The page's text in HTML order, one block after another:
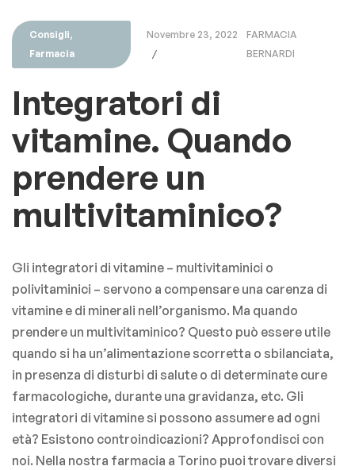
Consigli,
Farmacia
Novembre 23, 2022
FARMACIA
BERNARDI
Integratori di
vitamine. Quando
prendere un
multivitaminico?
Gli integratori di vitamine – multivitaminici o
polivitaminici – servono a compensare una carenza di
vitamine e di minerali nell’organismo. Ma quando
prendere un multivitaminico? Questo può essere utile
quando si ha un’alimentazione scorretta o sbilanciata,
in presenza di disturbi di salute o di determinate cure
farmacologiche, durante una gravidanza, etc. Gli
integratori di vitamine si possono assumere ad ogni
età? Esistono controindicazioni? Approfondisci con
noi. Nella nostra farmacia a Torino puoi trovare diversi